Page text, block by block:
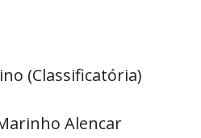
(Classificatória)
Alencar